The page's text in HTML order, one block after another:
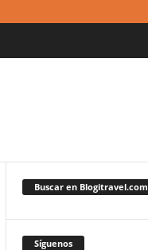
Buscar en Blogitravel.com
Síguenos